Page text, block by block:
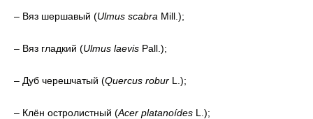
– Вяз шершавый (Ulmus scabra Mill.);
– Вяз гладкий (Ulmus laevis Pall.);
– Дуб черешчатый (Quercus robur L.);
– Клён остролистный (Acer platanoídes L.);